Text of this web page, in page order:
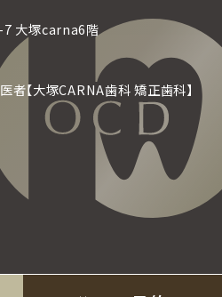
7 大塚carna6階
【大塚CARNA歯科 矯正歯科】